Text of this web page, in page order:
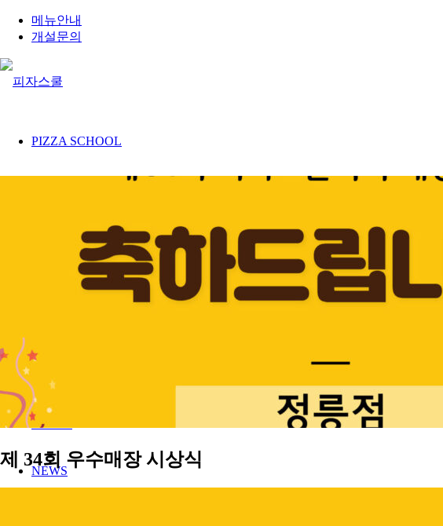
메뉴안내
개설문의
PIZZA SCHOOL
MENU
STORE
NEWS
제 34회 우수매장 시상식